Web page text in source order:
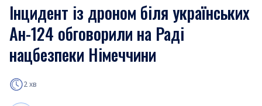
Інцидент із дроном біля українських
Ан-124 обговорили на Раді
нацбезпеки Німеччини
2 хв